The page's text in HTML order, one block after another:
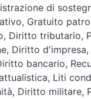
di
Gratuito
Diritto tributario,
Diritto
bancario,
Liti
Diritto militare,